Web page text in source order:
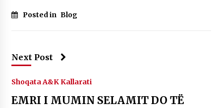
Posted in Blog
Next Post
Shoqata A&K Kallarati
EMRI I MUMIN SELAMIT DO TË